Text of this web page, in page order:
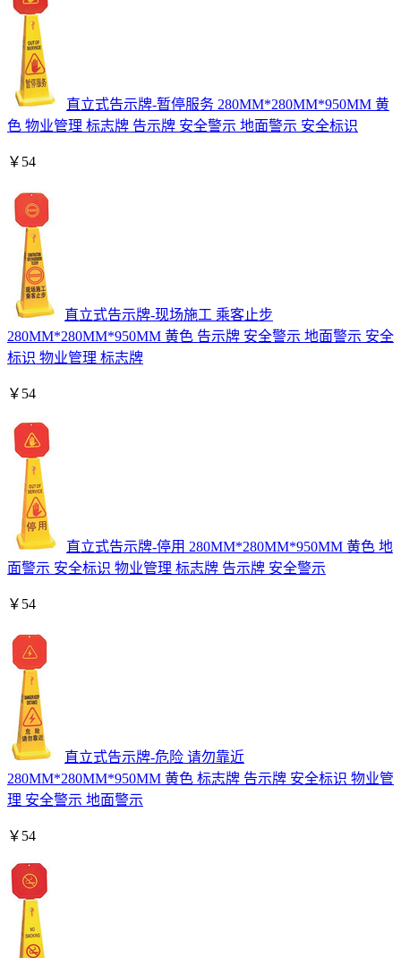
直立式告示牌-暂停服务 280MM*280MM*950MM 黄
色 物业管理 标志牌 告示牌 安全警示 地面警示 安全标识
￥ 54
直立式告示牌-现场施工 乘客止步
280MM*280MM*950MM 黄色 告示牌 安全警示 地面警示 安全
标识 物业管理 标志牌
￥ 54
直立式告示牌-停用 280MM*280MM*950MM 黄色 地
面警示 安全标识 物业管理 标志牌 告示牌 安全警示
￥ 54
直立式告示牌-危险 请勿靠近
280MM*280MM*950MM 黄色 标志牌 告示牌 安全标识 物业管
理 安全警示 地面警示
￥ 54